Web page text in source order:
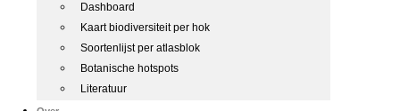
Dashboard
Kaart biodiversiteit per hok
Soortenlijst per atlasblok
Botanische hotspots
Literatuur